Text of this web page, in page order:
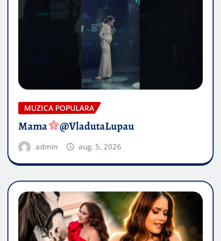
MUZICA POPULARA
Mama @VladutaLupau
admin aug. 5, 2026